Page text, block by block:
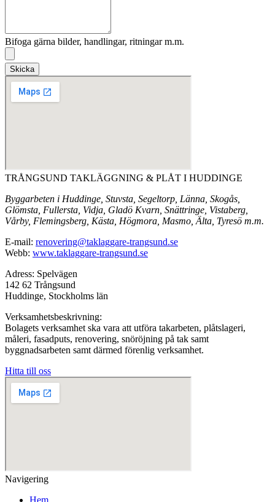
Bifoga gärna bilder, handlingar, ritningar m.m.
Skicka
TRÅNGSUND TAKLÄGGNING & PLÅT I HUDDINGE
Byggarbeten i Huddinge, Stuvsta, Segeltorp, Länna, Skogås,
Glömsta, Fullersta, Vidja, Gladö Kvarn, Snättringe, Vistaberg,
Vårby, Flemingsberg, Kästa, Högmora, Masmo, Älta, Tyresö m.m.
E-mail: renovering@taklaggare-trangsund.se
Webb: www.taklaggare-trangsund.se
Adress: Spelvägen
142 62 Trångsund
Huddinge, Stockholms län
Verksamhetsbeskrivning:
Bolagets verksamhet ska vara att utföra takarbeten, plåtslageri,
måleri, fasadputs, renovering, snöröjning på tak samt
byggnadsarbeten samt därmed förenlig verksamhet.
Hitta till oss
Navigering
Hem